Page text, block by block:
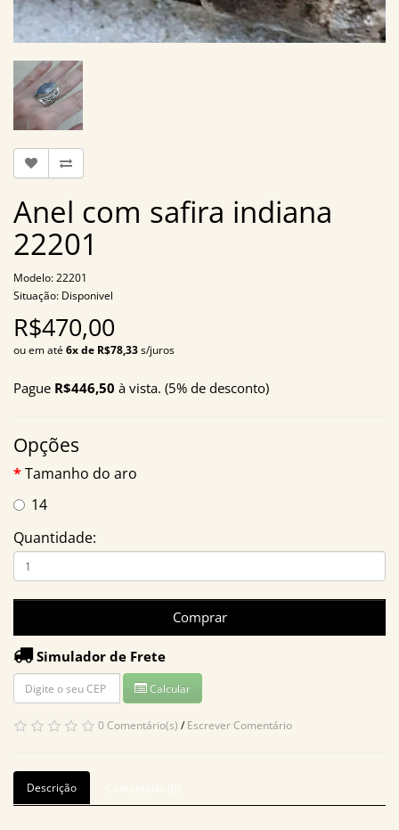
Anel com safira indiana
22201
Modelo: 22201
Situação: Disponivel
R$470,00
ou em até6x de R$78,33s/juros
Pague R$446,50 à vista. (5% de desconto)
Opções
Tamanho do aro
14
Quantidade:
Comprar
Simulador de Frete
Calcular
0 Comentário(s) /Escrever Comentário
Descrição